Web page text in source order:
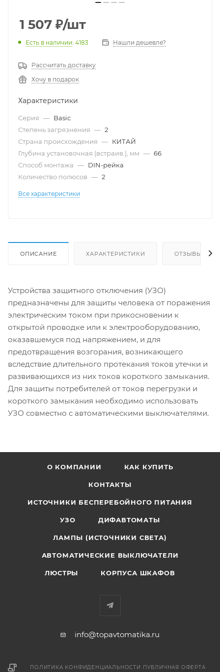
1 507 ₽/шт
Есть в наличии: 4183 Нашли дешевле?
Рассчитать доставку
Хочу в подарок
Характеристики
Серия — Basic
Степень загрязнения — 2
Страна происхождения — КИТАЙ
Глубина установочная (встраив.), мм — 66
Способ монтажа — DIN-рейка
Количество полюсов — 2
Все характеристики
ОПИСАНИЕ ХАРАКТЕРИСТИКИ ОТЗЫВЫ
Устройства защитного отключения (УЗО)
предназначены для защиты человека от поражения
электрическим током при прикосновении к
открытой проводке или к электрооборудованию,
оказавшемуся под напряжением, и для
предотвращения возгорания, возникающего
вследствие длительного протекания токов утечки и
развивающихся из них токов короткого замыкания.
Для защиты потребителей от токов перегрузки и
короткого замыкания необходимо использовать
УЗО совместно с автоматическими выключателями.
О КОМПАНИИ КАК КУПИТЬ
КОНТАКТЫ
ИСТОЧНИКИ БЕСПЕРЕБОЙНОГО ПИТАНИЯ
УЗО ДИФАВТОМАТЫ
ЛАМПЫ (ИСТОЧНИКИ СВЕТА)
АВТОМАТИЧЕСКИЕ ВЫКЛЮЧАТЕЛИ
ЛЮСТРЫ КОРПУСА ШКАФОВ
info@topavtomatika.ru
ПОЛИТИКА КОНФИДЕНЦИАЛЬНОСТИ ПУБЛИЧНАЯ ОФЕРТА